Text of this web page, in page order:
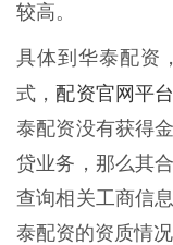
较高。
具体到华泰配资
式， 配资官网平台
泰配资没有获得
贷业务，那么其
查询相关工商信
泰配资的资质情况